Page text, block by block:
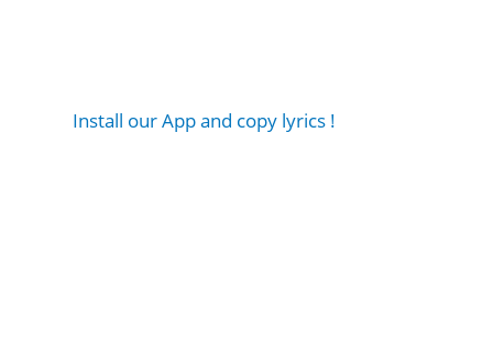
Install our App and copy lyrics !